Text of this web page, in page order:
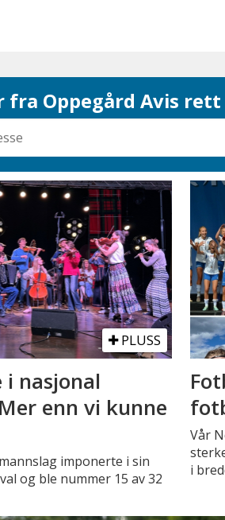
fra Oppegård Avis
PLUSS
nasjonal
enn vi kunne
imponerte i sin
og ble nummer 15 av 32
Vår
i